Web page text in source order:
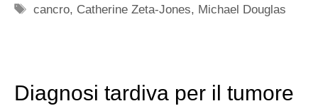
Tag
cancro, Catherine Zeta-Jones, Michael Douglas
Diagnosi tardiva per il tumore